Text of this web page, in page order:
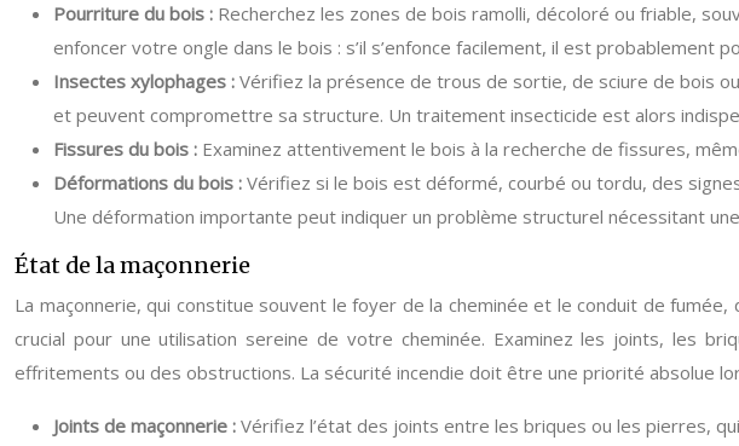
Pourriture du bois : Recherchez les zones de bois ramolli, décoloré ou friable,
enfoncer votre ongle dans le bois : s’il s’enfonce facilement, il est probablement
Insectes xylophages : Vérifiez la présence de trous de sortie, de sciure de bois
et peuvent compromettre sa structure. Un traitement insecticide est alors
Fissures du bois : Examinez attentivement le bois à la recherche de fissures,
Déformations du bois : Vérifiez si le bois est déformé, courbé ou tordu, des
Une déformation importante peut indiquer un problème structurel nécessitant
État de la maçonnerie
La maçonnerie, qui constitue souvent le foyer de la cheminée et le conduit de
crucial pour une utilisation sereine de votre cheminée. Examinez les joints, les
effritements ou des obstructions. La sécurité incendie doit être une priorité absolue
Joints de maçonnerie : Vérifiez l’état des joints entre les briques ou les pierres,